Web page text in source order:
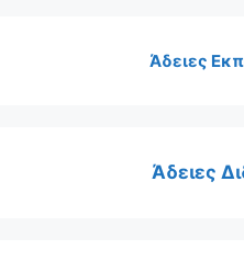
Άδειες
Άδειες